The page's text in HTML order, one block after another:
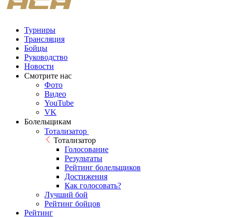
Турниры
Трансляция
Бойцы
Руководство
Новости
Смотрите нас
Фото
Видео
YouTube
VK
Болельщикам
Тотализатор
Тотализатор
Голосование
Результаты
Рейтинг болельщиков
Достижения
Как голосовать?
Лучший бой
Рейтинг бойцов
Рейтинг